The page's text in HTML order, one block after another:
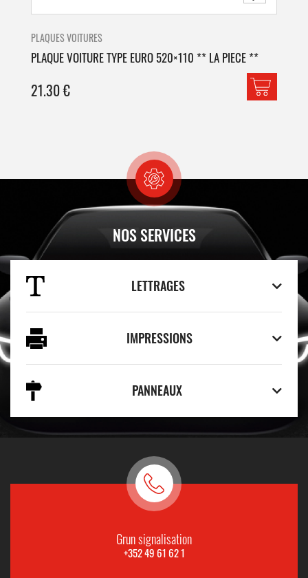
PLAQUES VOITURES
PLAQUE VOITURE TYPE EURO 520×110 ** LA PIECE **
21.30€
NOS SERVICES
LETTRAGES
IMPRESSIONS
PANNEAUX
Grun signalisation
+352 49 61 62 1